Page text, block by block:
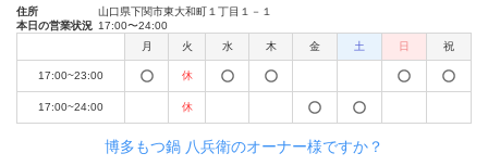
住所
山口県下関市東大和町１丁目１－１
本日の営業状況 17:00〜24:00
月
火 水 木 金 土 日 祝
17:00~23:00 休
17:00~24:00 休
博多もつ鍋 八兵衛のオーナー様ですか？